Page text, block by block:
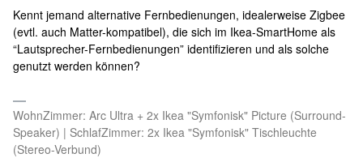
Kennt jemand alternative Fernbedienungen, idealerweise Zigbee
(evtl. auch Matter-kompatibel), die sich im Ikea-SmartHome als
“Lautsprecher-Fernbedienungen” identifizieren und als solche
genutzt werden können?
WohnZimmer: Arc Ultra + 2x Ikea "Symfonisk" Picture (Surround-
Speaker) | SchlafZimmer: 2x Ikea "Symfonisk" Tischleuchte
(Stereo-Verbund)